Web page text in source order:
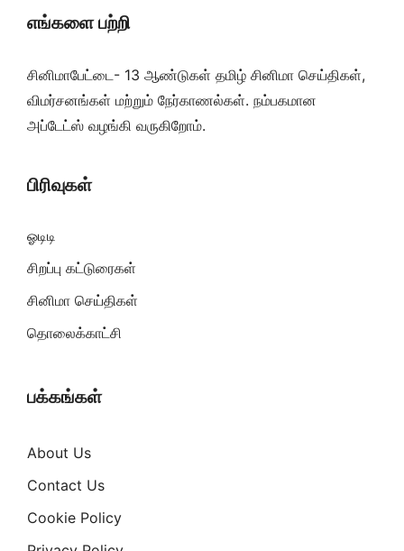
எங்களை பற்றி
சினிமாபேட்டை- 13 ஆண்டுகள் தமிழ் சினிமா செய்திகள்,
விமர்சனங்கள் மற்றும் நேர்காணல்கள். நம்பகமான
அப்டேட்ஸ் வழங்கி வருகிறோம்.
பிரிவுகள்
ஓடிடி
சிறப்பு கட்டுரைகள்
சினிமா செய்திகள்
தொலைக்காட்சி
பக்கங்கள்
About Us
Contact Us
Cookie Policy